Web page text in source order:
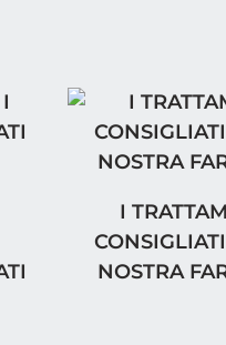
CONSIGLIATI
I
I
NOSTRA